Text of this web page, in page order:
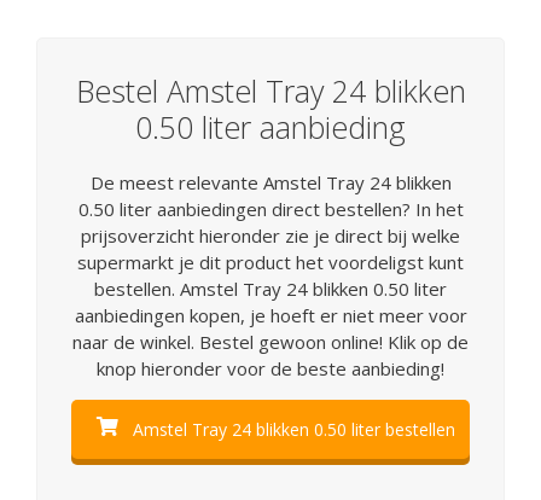
Bestel Amstel Tray 24 blikken
0.50 liter aanbieding
De meest relevante Amstel Tray 24 blikken
0.50 liter aanbiedingen direct bestellen? In het
prijsoverzicht hieronder zie je direct bij welke
supermarkt je dit product het voordeligst kunt
bestellen. Amstel Tray 24 blikken 0.50 liter
aanbiedingen kopen, je hoeft er niet meer voor
naar de winkel. Bestel gewoon online! Klik op de
knop hieronder voor de beste aanbieding!
Amstel Tray 24 blikken 0.50 liter bestellen